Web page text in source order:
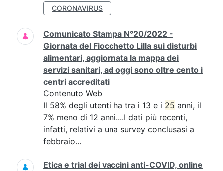
CORONAVIRUS
Comunicato Stampa N°20/2022 -
Giornata del Fiocchetto Lilla sui disturbi
alimentari, aggiornata la mappa dei
servizi sanitari, ad oggi sono oltre cento i
centri accreditati
Contenuto Web
Il 58% degli utenti ha tra i 13 e i 25 anni, il
7% meno di 12 anni....I dati più recenti,
infatti, relativi a una survey conclusasi a
febbraio...
Etica e trial dei vaccini anti-COVID, online